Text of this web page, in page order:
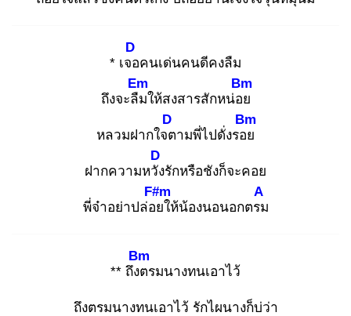
* เจอ
D
คนเด่นคนดีคงลืม
ถึงจะลืม
Em
ให้สงสารสักหน่อย
Bm
หลวมฝากใจต
D
ามพี่ไปดั่งรอย
Bm
ฝากความหวัง
D
รักหรือชังก็จะคอย
พี่จ๋าอย่าปล่อย
F#m
ให้น้องนอนอกตรม
A
** ถึงต
Bm
รมนางทนเอาไว้
ถึงตรมนางทนเอาไว้ รักไผนางก็บ่ว่า